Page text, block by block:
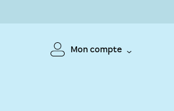
Mon compte